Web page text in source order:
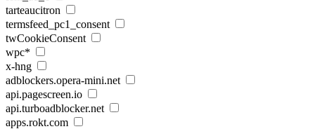
tarteaucitron
termsfeed_pc1_consent
twCookieConsent
wpc*
x-hng
adblockers.opera-mini.net
api.pagescreen.io
api.turboadblocker.net
apps.rokt.com